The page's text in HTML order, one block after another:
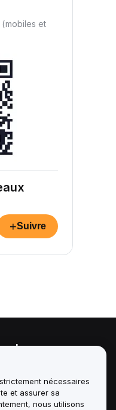
et
+Suivre
de
nécessaires
et assurer sa
nous utilisons